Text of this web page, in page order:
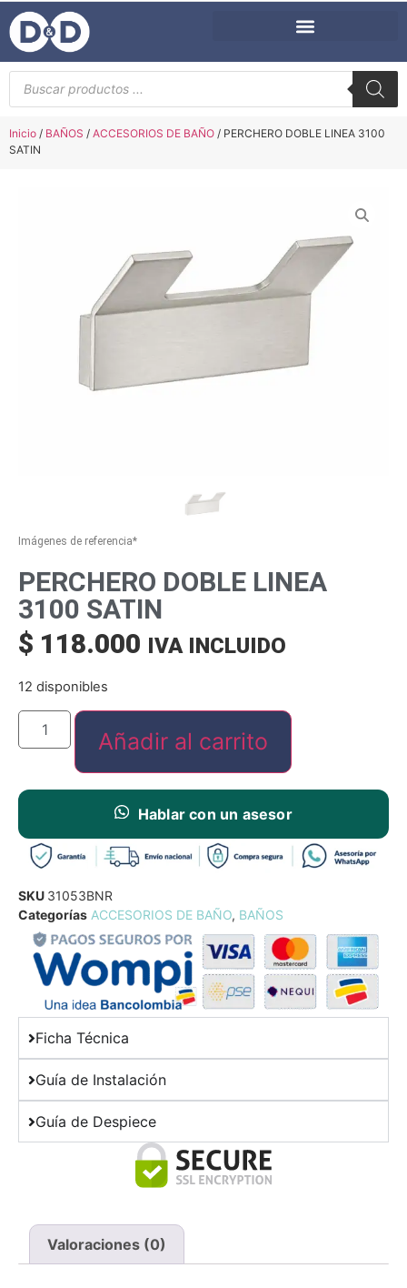
Inicio / BAÑOS / ACCESORIOS DE BAÑO / PERCHERO DOBLE LINEA 3100
SATIN
Imágenes de referencia*
PERCHERO DOBLE LINEA
3100 SATIN
$ 118.000 IVA INCLUIDO
12 disponibles
Añadir al carrito
Hablar con un asesor
SKU 31053BNR
Categorías ACCESORIOS DE BAÑO, BAÑOS
Ficha Técnica
Guía de Instalación
Guía de Despiece
Valoraciones (0)